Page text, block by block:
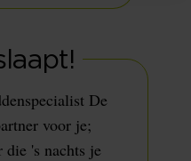
De
voor je;
die 's nachts je